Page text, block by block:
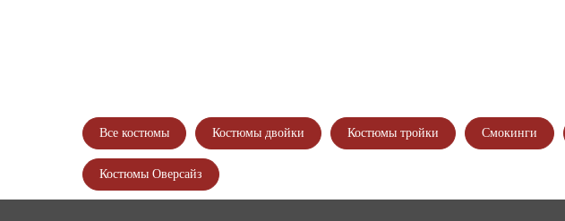
Все костюмы Костюмы двойки Костюмы тройки Смокинги
Костюмы Оверсайз